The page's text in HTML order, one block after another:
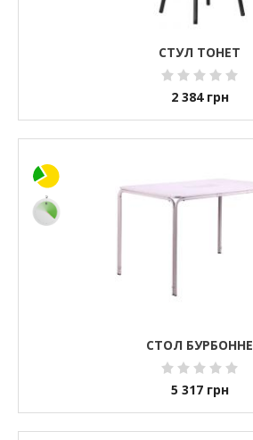
СТУЛ ТОНЕТ
2 384 грн
СТОЛ БУРБОННЕ
5 317 грн